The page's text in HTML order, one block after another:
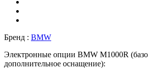
Бренд : BMW
Электронные опции BMW M1000R
дополнительное оснащение):